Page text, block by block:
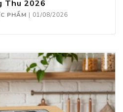
Thu 2026
PHẨM | 01/08/2026